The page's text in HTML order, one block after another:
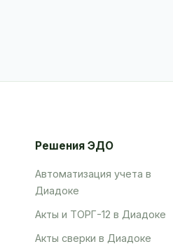
Решения ЭДО
Автоматизация учета в
Диадоке
Акты и ТОРГ-12 в Диадоке
Акты сверки в Диадоке